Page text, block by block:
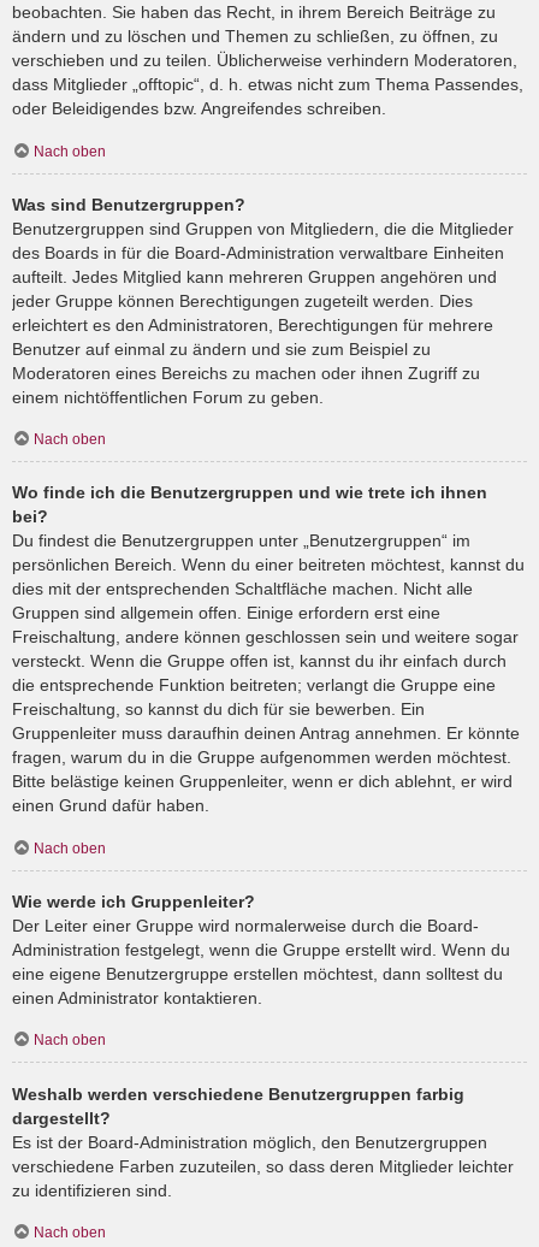
beobachten. Sie haben das Recht, in ihrem Bereich Beiträge zu
ändern und zu löschen und Themen zu schließen, zu öffnen, zu
verschieben und zu teilen. Üblicherweise verhindern Moderatoren,
dass Mitglieder „offtopic“, d. h. etwas nicht zum Thema Passendes,
oder Beleidigendes bzw. Angreifendes schreiben.
Nach oben
Was sind Benutzergruppen?
Benutzergruppen sind Gruppen von Mitgliedern, die die Mitglieder
des Boards in für die Board-Administration verwaltbare Einheiten
aufteilt. Jedes Mitglied kann mehreren Gruppen angehören und
jeder Gruppe können Berechtigungen zugeteilt werden. Dies
erleichtert es den Administratoren, Berechtigungen für mehrere
Benutzer auf einmal zu ändern und sie zum Beispiel zu
Moderatoren eines Bereichs zu machen oder ihnen Zugriff zu
einem nichtöffentlichen Forum zu geben.
Nach oben
Wo finde ich die Benutzergruppen und wie trete ich ihnen
bei?
Du findest die Benutzergruppen unter „Benutzergruppen“ im
persönlichen Bereich. Wenn du einer beitreten möchtest, kannst du
dies mit der entsprechenden Schaltfläche machen. Nicht alle
Gruppen sind allgemein offen. Einige erfordern erst eine
Freischaltung, andere können geschlossen sein und weitere sogar
versteckt. Wenn die Gruppe offen ist, kannst du ihr einfach durch
die entsprechende Funktion beitreten; verlangt die Gruppe eine
Freischaltung, so kannst du dich für sie bewerben. Ein
Gruppenleiter muss daraufhin deinen Antrag annehmen. Er könnte
fragen, warum du in die Gruppe aufgenommen werden möchtest.
Bitte belästige keinen Gruppenleiter, wenn er dich ablehnt, er wird
einen Grund dafür haben.
Nach oben
Wie werde ich Gruppenleiter?
Der Leiter einer Gruppe wird normalerweise durch die Board-
Administration festgelegt, wenn die Gruppe erstellt wird. Wenn du
eine eigene Benutzergruppe erstellen möchtest, dann solltest du
einen Administrator kontaktieren.
Nach oben
Weshalb werden verschiedene Benutzergruppen farbig
dargestellt?
Es ist der Board-Administration möglich, den Benutzergruppen
verschiedene Farben zuzuteilen, so dass deren Mitglieder leichter
zu identifizieren sind.
Nach oben